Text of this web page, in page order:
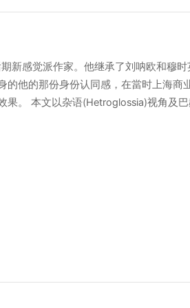
新感觉派作家。他继承了刘呐欧和穆
他的那份身份认同感，在當时上海
为黑婴的生活环
了有关上海的以往被解释为中西二
现这种多样性，即，具体通过"色情-
故乡混杂在一起，呈现出相同的含义
寻求过上真正人性化生活希望可能性